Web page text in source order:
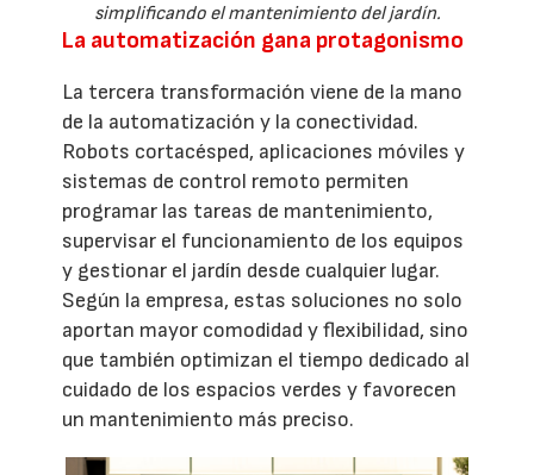
simplificando el mantenimiento del jardín.
La automatización gana protagonismo
La tercera transformación viene de la mano
de la automatización y la conectividad.
Robots cortacésped, aplicaciones móviles y
sistemas de control remoto permiten
programar las tareas de mantenimiento,
supervisar el funcionamiento de los equipos
y gestionar el jardín desde cualquier lugar.
Según la empresa, estas soluciones no solo
aportan mayor comodidad y flexibilidad, sino
que también optimizan el tiempo dedicado al
cuidado de los espacios verdes y favorecen
un mantenimiento más preciso.